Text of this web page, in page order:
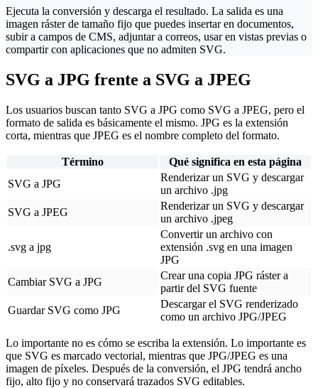
Ejecuta la conversión y descarga el resultado. La salida es una
imagen ráster de tamaño fijo que puedes insertar en documentos,
subir a campos de CMS, adjuntar a correos, usar en vistas previas o
compartir con aplicaciones que no admiten SVG.
SVG a JPG frente a SVG a JPEG
Los usuarios buscan tanto SVG a JPG como SVG a JPEG, pero el
formato de salida es básicamente el mismo. JPG es la extensión
corta, mientras que JPEG es el nombre completo del formato.
Término
Qué significa en esta página
SVG a JPG
Renderizar un SVG y descargar
un archivo .jpg
SVG a JPEG
Renderizar un SVG y descargar
un archivo .jpeg
.svg a jpg
Convertir un archivo con
extensión .svg en una imagen
JPG
Cambiar SVG a JPG
Crear una copia JPG ráster a
partir del SVG fuente
Guardar SVG como JPG
Descargar el SVG renderizado
como un archivo JPG/JPEG
Lo importante no es cómo se escriba la extensión. Lo importante es
que SVG es marcado vectorial, mientras que JPG/JPEG es una
imagen de píxeles. Después de la conversión, el JPG tendrá ancho
fijo, alto fijo y no conservará trazados SVG editables.